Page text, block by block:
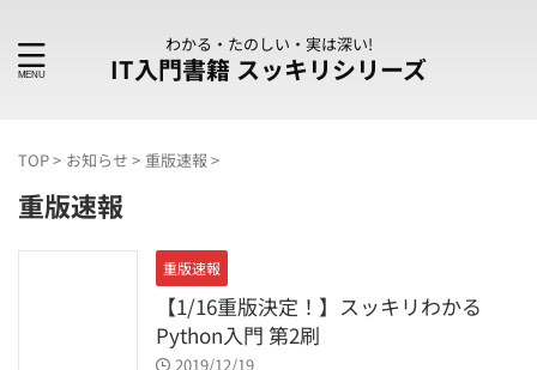
わかる・たのしい・実は深い!
IT入門書籍 スッキリシリーズ
TOP> お知らせ > 重版速報 >
重版速報
重版速報
【1/16重版決定！】スッキリわかる
Python入門 第2刷
2019/12/19